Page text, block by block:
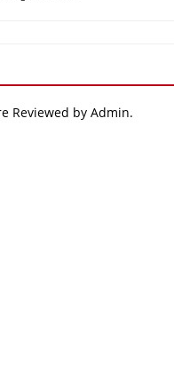
Reviewed by Admin.